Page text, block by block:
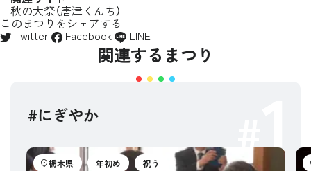
秋の大祭（唐津くんち）
このまつりをシェアする
Twitter Facebook LINE
関連するまつり
1
#にぎやか
栃木県 年初め 祝う